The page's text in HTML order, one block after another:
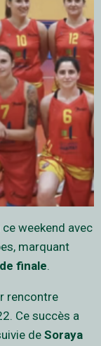
weekend avec
marquant
finale.
rencontre
Ce succès a
de Soraya